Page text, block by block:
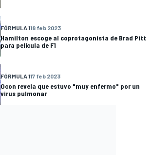
FÓRMULA 118 feb 2023
Hamilton escoge al coprotagonista de Brad Pitt
para película de F1
FÓRMULA 117 feb 2023
Ocon revela que estuvo "muy enfermo" por un
virus pulmonar